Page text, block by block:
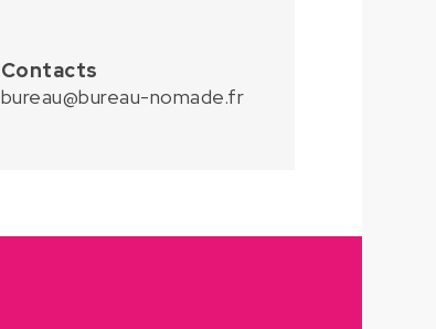
Contacts
bureau@bureau-nomade.fr